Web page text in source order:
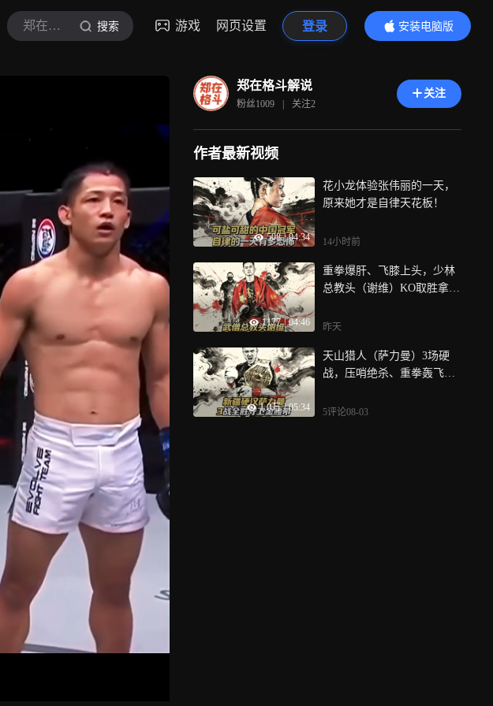
郑在格斗解说 搜索 游戏 网页设置 登录
安装电脑版
内容更精彩
郑在格斗解说
粉丝1009 | 关注2
关注
作者最新视频
508 | 04:34
花小龙体验张伟丽的一天，
原来她才是自律天花板！
14小时前
1177 | 04:46
重拳爆肝、飞膝上头，少林
总教头（谢维）KO取胜拿下
昨天
1.0万 | 05:34
天山猎人（萨力曼）3场硬
战，压哨绝杀、重拳轰飞，
5评论08-03